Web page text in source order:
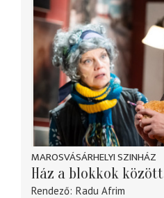
MAROSVÁSÁRHELYI SZINHÁZ
Ház a blokkok között
Rendező Radu Afrim